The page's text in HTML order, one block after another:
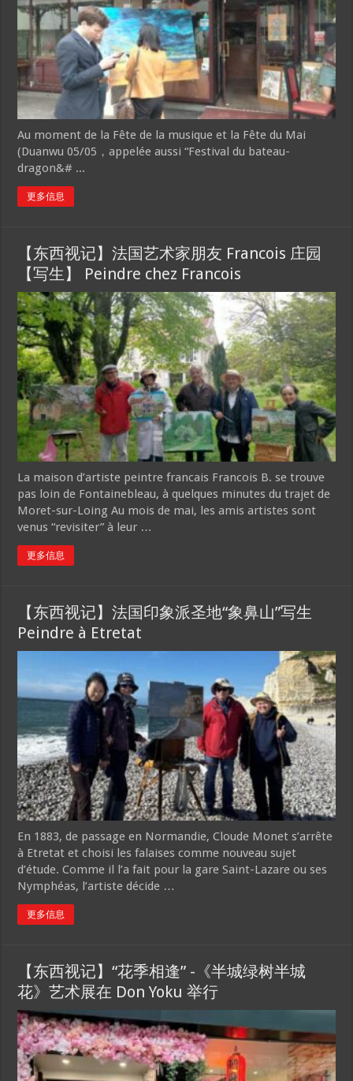
Au moment de la Fête de la musique et la Fête du Mai
(Duanwu 05/05，appelée aussi “Festival du bateau-
dragon&# ...
更多信息
【东西视记】法国艺术家朋友 Francois 庄园
【写生】 Peindre chez Francois
La maison d’artiste peintre francais Francois B. se trouve
pas loin de Fontainebleau, à quelques minutes du trajet de
Moret-sur-Loing Au mois de mai, les amis artistes sont
venus “revisiter” à leur …
更多信息
【东西视记】法国印象派圣地“象鼻山”写生
Peindre à Etretat
En 1883, de passage en Normandie, Cloude Monet s’arrête
à Etretat et choisi les falaises comme nouveau sujet
d’étude. Comme il l’a fait pour la gare Saint-Lazare ou ses
Nymphéas, l’artiste décide …
更多信息
【东西视记】“花季相逢” -《半城绿树半城
花》艺术展在 Don Yoku 举行